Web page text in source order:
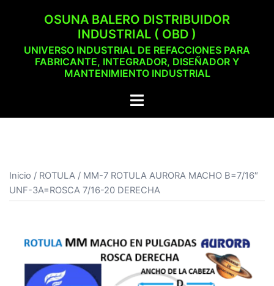
OSUNA BALERO DISTRIBUIDOR
INDUSTRIAL ( OBD )
UNIVERSO INDUSTRIAL DE REFACCIONES PARA
FABRICANTE, INTEGRADOR, DISEÑADOR Y
MANTENIMIENTO INDUSTRIAL
Alternar
Inicio / ROTULA / MM-7 ROTULA AURORA MACHO B=7/16″
UNF-3A=ROSCA 7/16-20 DERECHA